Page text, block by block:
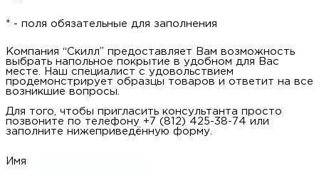
товаров и ответит на все возникшие вопросы.
по телефону +7 (812) 425-38-74 или заполните
нижеприведённую форму.
Телефон*